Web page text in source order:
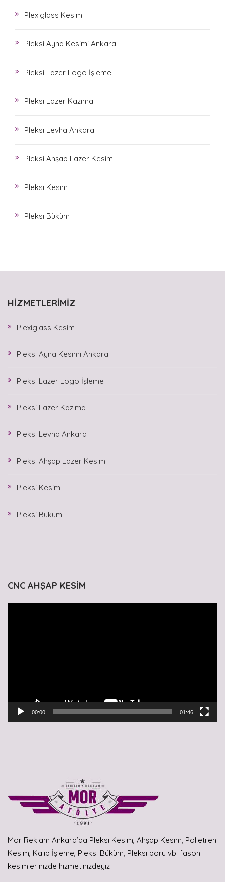
Plexiglass Kesim
Pleksi Ayna Kesimi Ankara
Pleksi Lazer Logo İşleme
Pleksi Lazer Kazıma
Pleksi Levha Ankara
Pleksi Ahşap Lazer Kesim
Pleksi Kesim
Pleksi Büküm
HIZMETLERIMIZ
Plexiglass Kesim
Pleksi Ayna Kesimi Ankara
Pleksi Lazer Logo İşleme
Pleksi Lazer Kazıma
Pleksi Levha Ankara
Pleksi Ahşap Lazer Kesim
Pleksi Kesim
Pleksi Büküm
CNC AHŞAP KESİM
00:00 01:46
Mor Reklam Ankara’da Pleksi Kesim, Ahşap Kesim, Polietilen
Kesim, Kalıp İşleme, Pleksi Büküm, Pleksi boru vb. fason
kesimlerinizde hizmetinizdeyiz